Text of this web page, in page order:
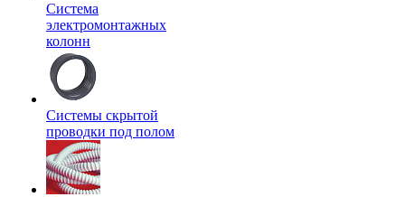
Система
электромонтажных
колонн
Системы скрытой
проводки под полом